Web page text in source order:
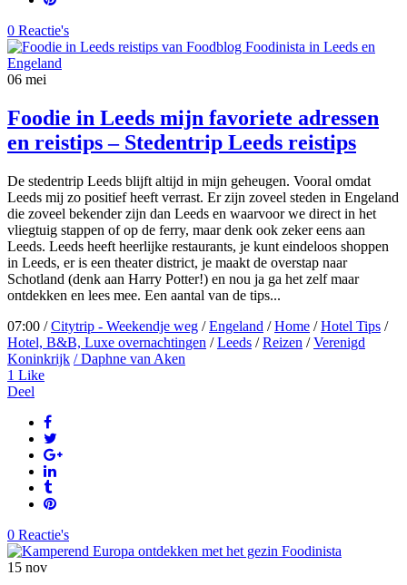
0 Reactie's
06 mei
Foodie in Leeds mijn favoriete adressen
en reistips – Stedentrip Leeds reistips
De stedentrip Leeds blijft altijd in mijn geheugen. Vooral omdat
Leeds mij zo positief heeft verrast. Er zijn zoveel steden in Engeland
die zoveel bekender zijn dan Leeds en waarvoor we direct in het
vliegtuig stappen of op de ferry, maar denk ook zeker eens aan
Leeds. Leeds heeft heerlijke restaurants, je kunt eindeloos shoppen
in Leeds, er is een theater district, je maakt de overstap naar
Schotland (denk aan Harry Potter!) en nou ja ga het zelf maar
ontdekken en lees mee. Een aantal van de tips...
07:00 /Citytrip - Weekendje weg /Engeland /Home /Hotel Tips /
Hotel, B&B, Luxe overnachtingen /Leeds /Reizen /Verenigd
Koninkrijk / Daphne van Aken
1 Like
Deel
0 Reactie's
15 nov